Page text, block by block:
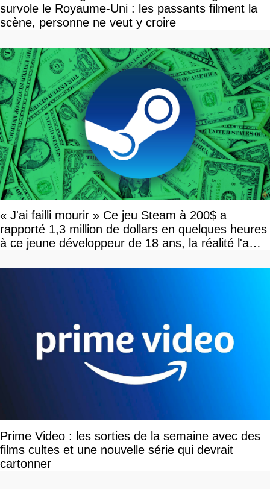
survole le Royaume-Uni : les passants filment la
scène, personne ne veut y croire
« J'ai failli mourir » Ce jeu Steam à 200$ a
rapporté 1,3 million de dollars en quelques heures
à ce jeune développeur de 18 ans, la réalité l'a
Prime Video : les sorties de la semaine avec des
films cultes et une nouvelle série qui devrait
cartonner